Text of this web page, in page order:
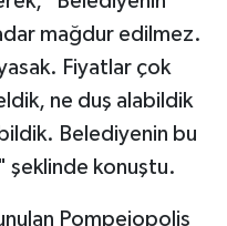
mağdur edilmez.
Fiyatlar çok
ne duş alabildik
Belediyenin bu
şeklinde konuştu.
Pompeiopolis